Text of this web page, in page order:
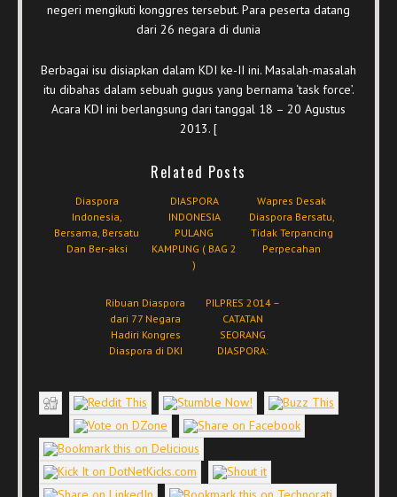
negeri mengikuti konggres tersebut. Para peserta datang
dari 26 negara di dunia
Berbagai isu disiapkan dalam KDI ke-II ini. Masalah-masalah
itu dibahas dalam sebuah gugus yang bernama ‘task force’.
Acara KDI ini berlangsung dari tanggal 18 – 20 Agustus
2013. [
Related Posts
Diaspora
Indonesia,
Bersama, Bersatu
Dan Ber-aksi
DIASPORA
INDONESIA
PULANG
KAMPUNG ( BAG 2
)
Wapres Desak
Diaspora Bersatu,
Tidak Terpancing
Perpecahan
Ribuan Diaspora
dari 77 Negara
Hadiri Kongres
Diaspora di DKI
PILPRES 2014 –
CATATAN
SEORANG
DIASPORA: